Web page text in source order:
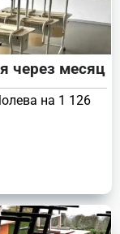
через месяц
на 1 126